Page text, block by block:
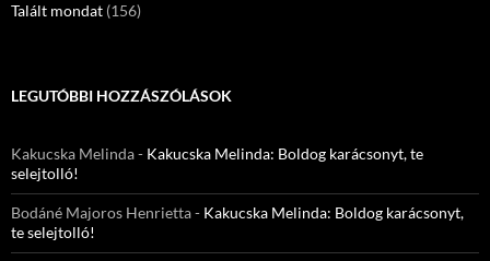
Talált mondat (156)
LEGUTÓBBI HOZZÁSZÓLÁSOK
Kakucska Melinda- Kakucska Melinda: Boldog karácsonyt, te
selejtolló!
Bodáné Majoros Henrietta- Kakucska Melinda: Boldog karácsonyt,
te selejtolló!